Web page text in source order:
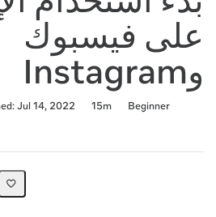
على فيسبوك
وInstagram
Jul 14, 2022 15m
Beginner